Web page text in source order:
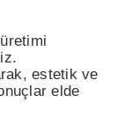
estetik ve
elde